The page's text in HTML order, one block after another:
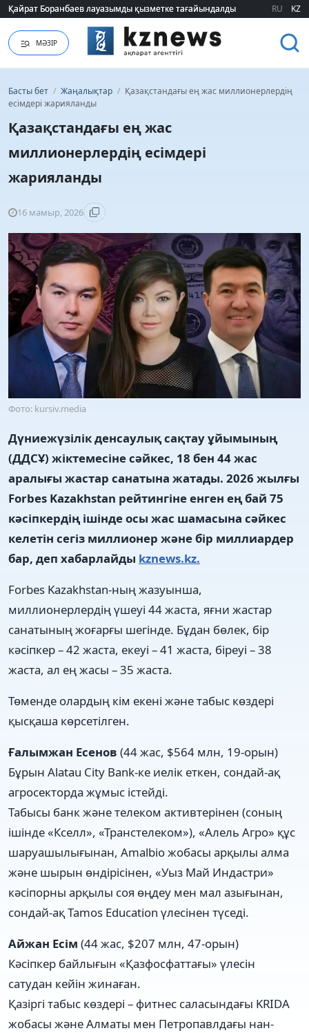
Қайрат Боранбаев лауазымды қызметке тағайындалды
Қайрат Боранбаев лауазымды қызметке тағайындалды RU KZ
МӘЗІР
Басты бет / Жаңалықтар / Қазақстандағы ең жас миллионерлердің
есімдері жарияланды
Қазақстандағы ең жас
миллионерлердің есімдері
жарияланды
16 мамыр, 2026
Фото: kursiv.media
Дүниежүзілік денсаулық сақтау ұйымының
(ДДСҰ) жіктемесіне сәйкес, 18 бен 44 жас
аралығы жастар санатына жатады. 2026 жылғы
Forbes Kazakhstan рейтингіне енген ең бай 75
кәсіпкердің ішінде осы жас шамасына сәйкес
келетін сегіз миллионер және бір миллиардер
бар, деп хабарлайды kznews.kz.
Forbes Kazakhstan-ның жазуынша,
миллионерлердің үшеуі 44 жаста, яғни жастар
санатының жоғарғы шегінде. Бұдан бөлек, бір
кәсіпкер – 42 жаста, екеуі – 41 жаста, біреуі – 38
жаста, ал ең жасы – 35 жаста.
Төменде олардың кім екені және табыс көздері
қысқаша көрсетілген.
Ғалымжан Есенов (44 жас, $564 млн, 19-орын)
Бұрын Alatau City Bank-ке иелік еткен, сондай-ақ
агросекторда жұмыс істейді.
Табысы банк және телеком активтерінен (соның
ішінде «Кселл», «Транстелеком»), «Алель Агро» құс
шаруашылығынан, Amalbio жобасы арқылы алма
және шырын өндірісінен, «Уыз Май Индастри»
кәсіпорны арқылы соя өңдеу мен мал азығынан,
сондай-ақ Tamos Education үлесінен түседі.
Айжан Есім (44 жас, $207 млн, 47-орын)
Кәсіпкер байлығын «Қазфосфаттағы» үлесін
сатудан кейін жинаған.
Қазіргі табыс көздері – фитнес саласындағы KRIDA
жобасы және Алматы мен Петропавлдағы нан-